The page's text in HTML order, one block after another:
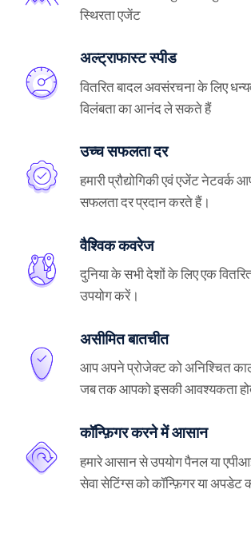
स्थिरता एजेंट
अल्ट्राफास्ट स्पीड
वितरित बादल अवसंरचना के लिए
विलंबता का आनंद ले सकते हैं
उच्च सफलता दर
हमारी प्रौद्योगिकी एवं एजेंट नेटवर्क
सफलता दर प्रदान करते हैं।
वैश्विक कवरेज
दुनिया के सभी देशों के लिए एक
उपयोग करें।
असीमित बातचीत
आप अपने प्रोजेक्ट को अनिश्चित
जब तक आपको इसकी आवश्यकता
कॉन्फ़िगर करने में आसान
हमारे आसान से उपयोग पैनल या
सेवा सेटिंग्स को कॉन्फ़िगर या अपडेट